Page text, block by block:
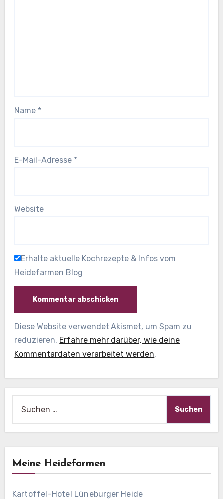
Name *
E-Mail-Adresse *
Website
Erhalte aktuelle Kochrezepte & Infos vom
Heidefarmen Blog
Diese Website verwendet Akismet, um Spam zu
reduzieren. Erfahre mehr darüber, wie deine
Kommentardaten verarbeitet werden.
nach:
Meine Heidefarmen
Kartoffel-Hotel Lüneburger Heide